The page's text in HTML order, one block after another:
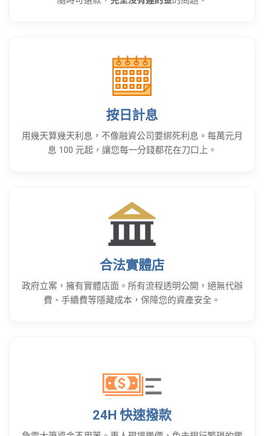
按日計息
用幾天算幾天利息，不像融資公司要綁死利息。每萬元月
息 100 元起，讓您每一分錢都花在刀口上。
合法實體店
政府立案，擁有實體店面。所有流程透明公開，絕無代辦
費、手續費等隱藏成本，保障您的資產安全。
24H 快速撥款